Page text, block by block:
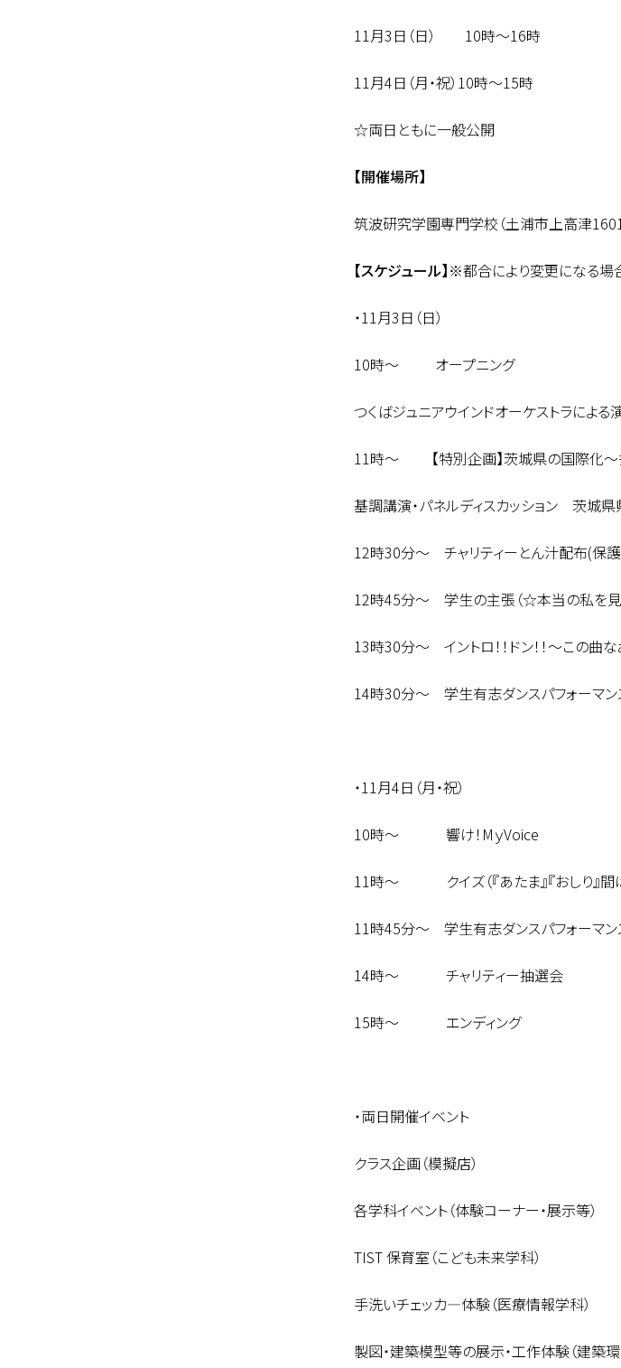
11月3日（日） 10時～16時
11月4日（月・祝）10時～15時
☆両日ともに一般公開
【開催場所】
筑波研究学園専門学校（土浦市上高津1601
【スケジュール】※都合により変更になる場
・11月3日（日）
10時～ オープニング
つくばジュニアウインドオーケストラによる
11時～ 【特別企画】茨城県の国際化～
基調講演・パネルディスカッション 茨城
12時30分～ チャリティーとん汁配布(保
12時45分～ 学生の主張（☆本当の私を見
13時30分～ イントロ！！ドン！！～この曲
14時30分～ 学生有志ダンスパフォーマン
・11月4日（月・祝）
10時～ 響け！MｙVoice
11時～ クイズ（『あたま』『おしり』間は
11時45分～ 学生有志ダンスパフォーマン
14時～ チャリティー抽選会
15時～ エンディング
・両日開催イベント
クラス企画（模擬店）
各学科イベント（体験コーナー・展示等）
TIST 保育室（こども未来学科）
手洗いチェッカ―体験（医療情報学科）
製図・建築模型等の展示・工作体験（建築環